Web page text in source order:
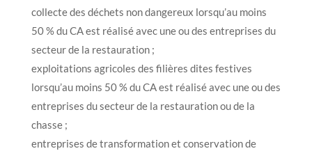
collecte des déchets non dangereux lorsqu’au moins
50 % du CA est réalisé avec une ou des entreprises du
secteur de la restauration ;
exploitations agricoles des filières dites festives
lorsqu’au moins 50 % du CA est réalisé avec une ou des
entreprises du secteur de la restauration ou de la
chasse ;
entreprises de transformation et conservation de